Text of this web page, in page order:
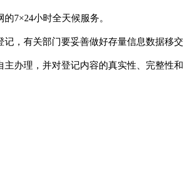
7×24小时全天候服务。
，有关部门要妥善做好存量信息数据移交
办理，并对登记内容的真实性、完整性和